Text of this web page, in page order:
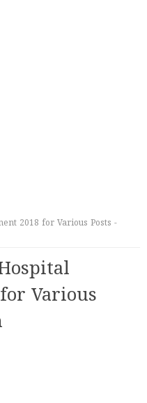
2018 for Various Posts -
Various